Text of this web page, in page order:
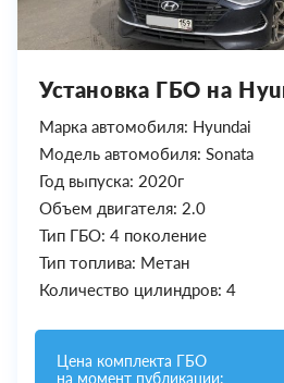
Установка ГБО на
Марка автомобиля: Hyundai
Модель автомобиля: Sonata
Год выпуска: 2020г
Объем двигателя: 2.0
Тип ГБО: 4 поколение
Тип топлива: Метан
Количество цилиндров: 4
Цена комплекта ГБО
на момент публикации: